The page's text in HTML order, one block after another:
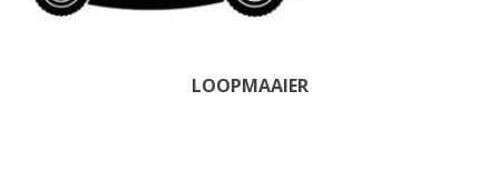
LOOPMAAIER